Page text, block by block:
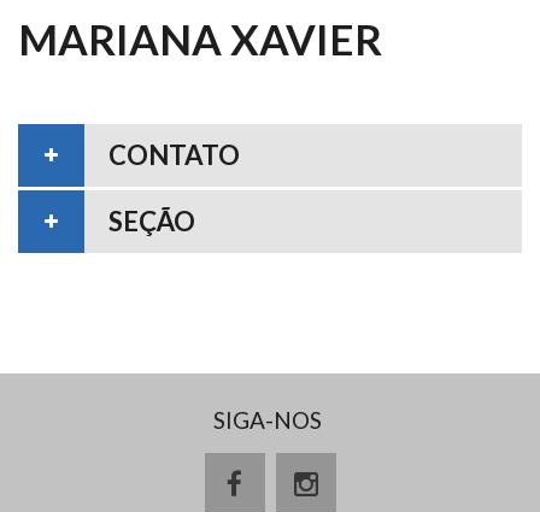
MARIANA XAVIER
CONTATO
SEÇÃO
SIGA-NOS